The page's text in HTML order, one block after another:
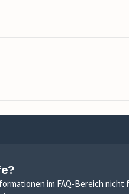
im FAQ-Bereich nicht